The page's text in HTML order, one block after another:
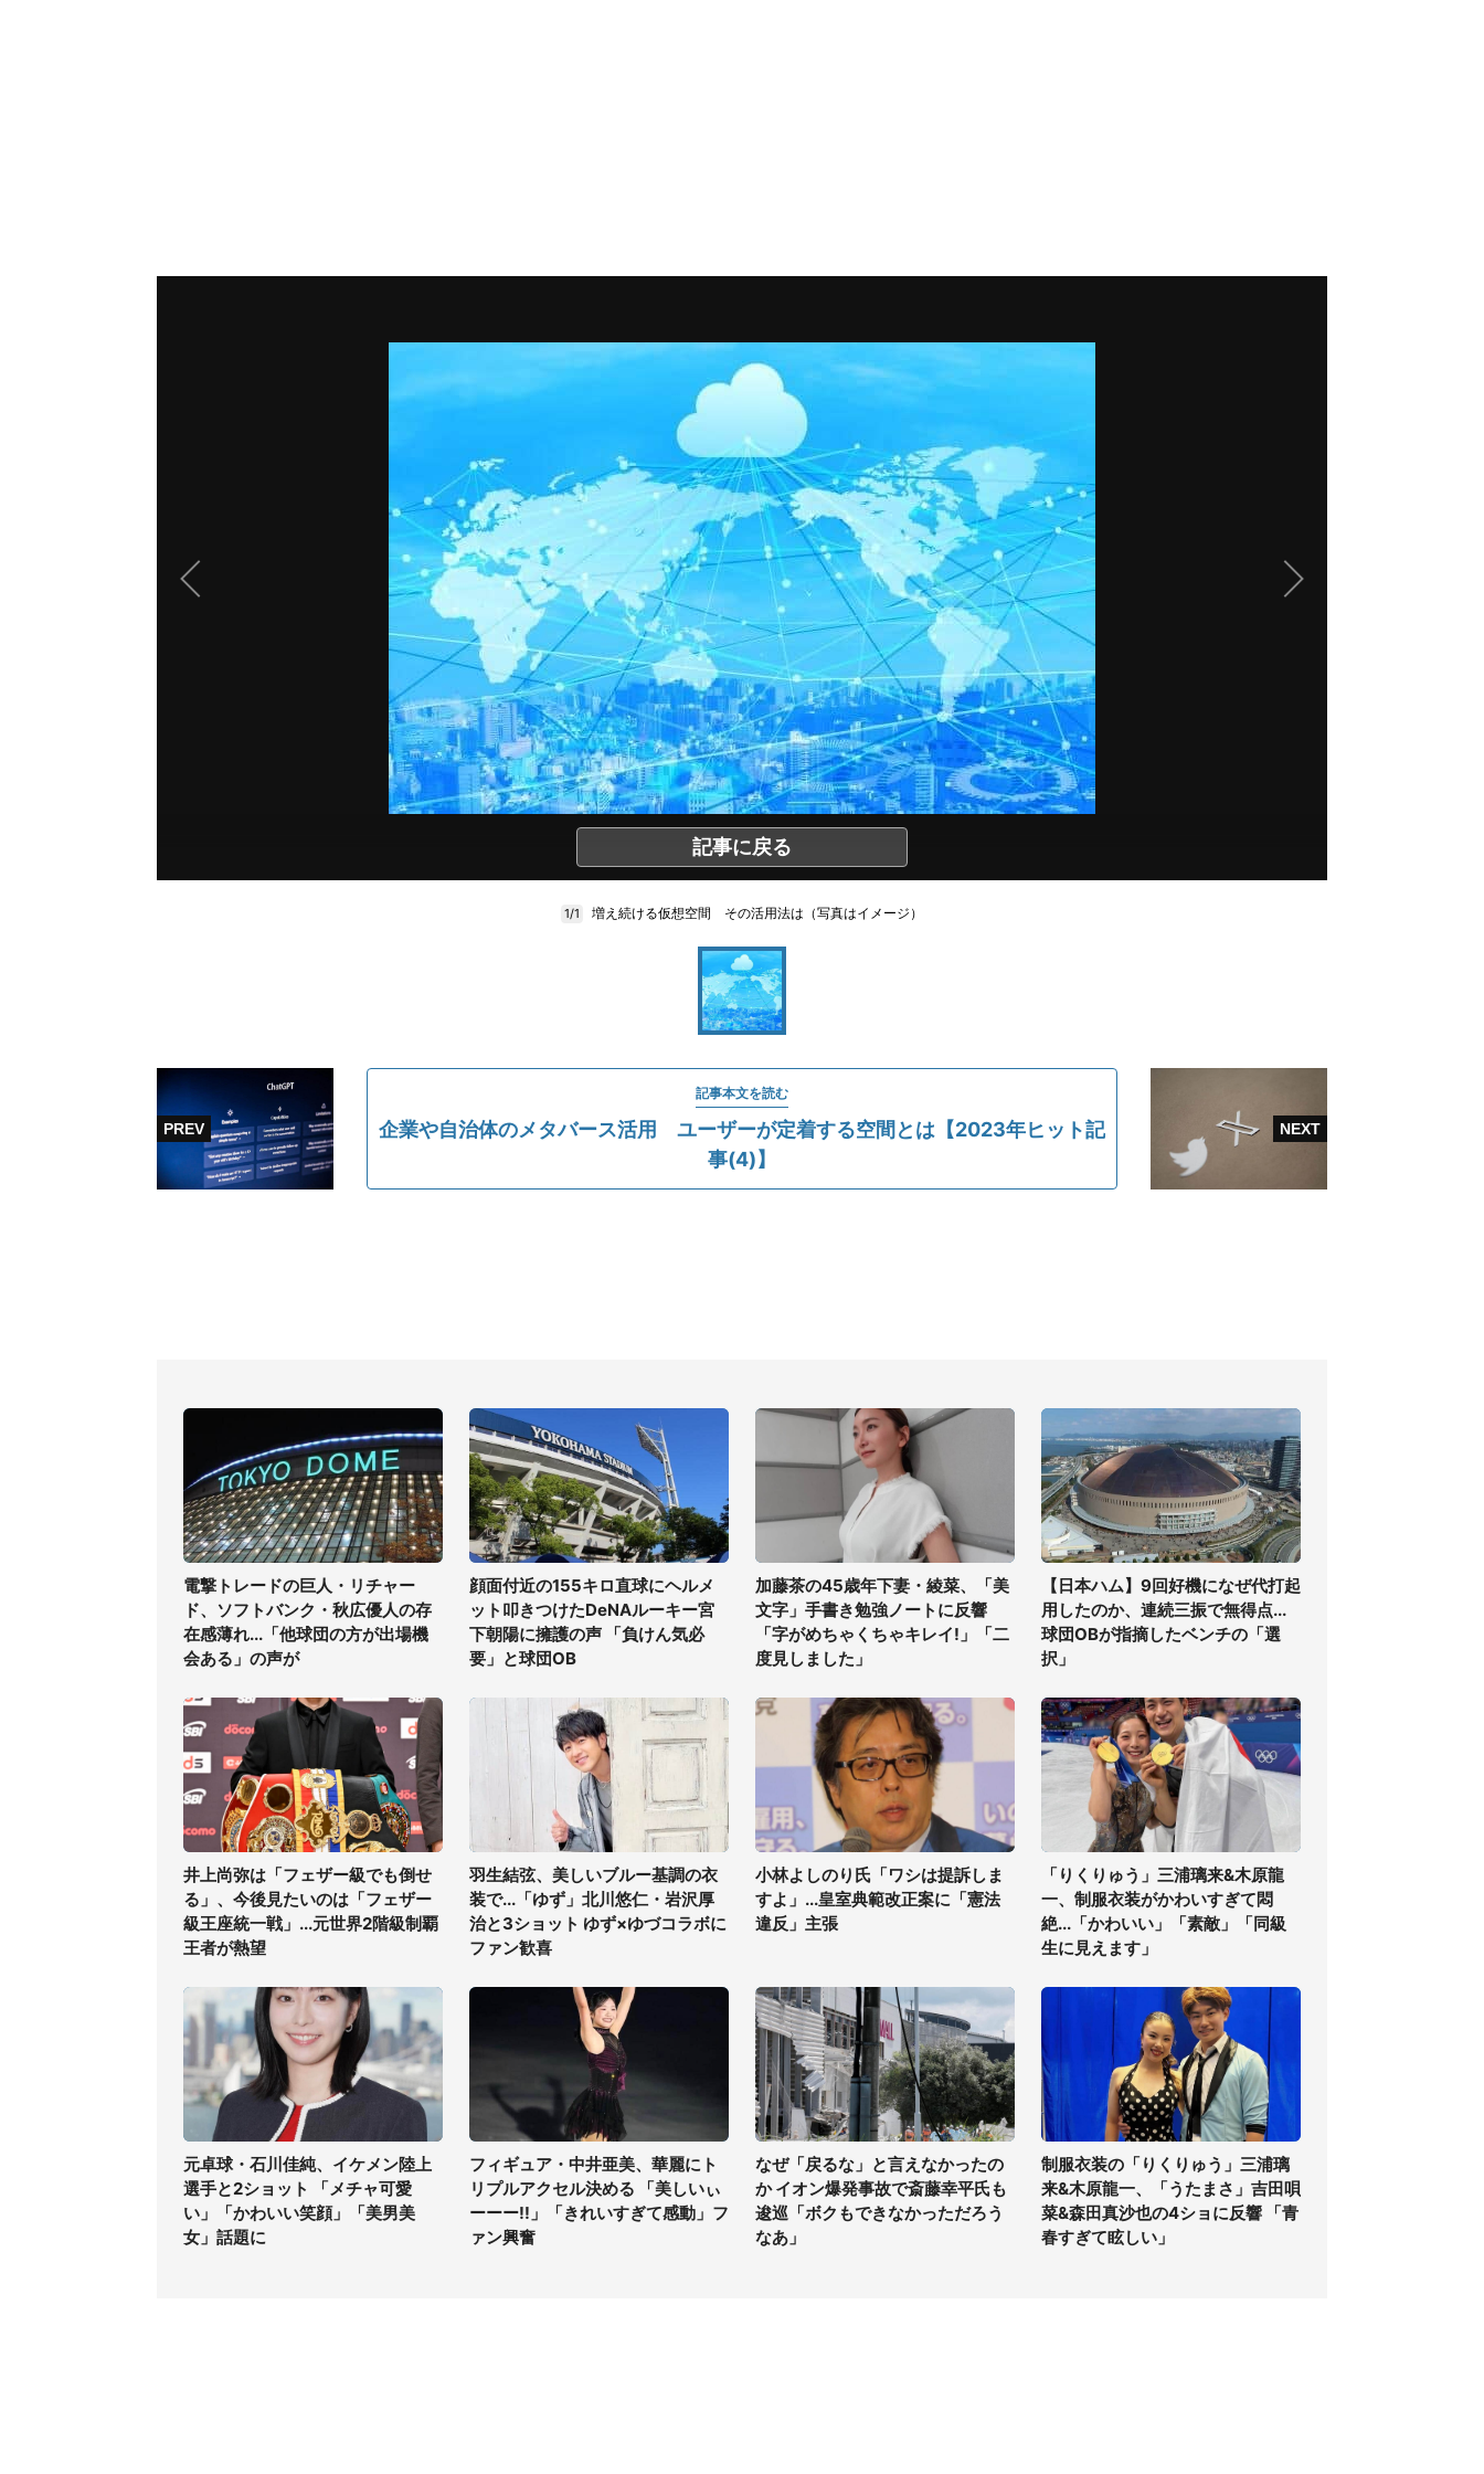
記事に戻る
1/1 増え続ける仮想空間 その活用法は（写真はイメージ）
記事本文を読む
企業や自治体のメタバース活用 ユーザーが定着する空間とは【2023年ヒット記
事(4)】
電撃トレードの巨人・リチャー
ド、ソフトバンク・秋広優人の存
在感薄れ...「他球団の方が出場機
会ある」の声が
顔面付近の155キロ直球にヘルメ
ット叩きつけたDeNAルーキー宮
下朝陽に擁護の声 「負けん気必
要」と球団OB
加藤茶の45歳年下妻・綾菜、「美
文字」手書き勉強ノートに反響
「字がめちゃくちゃキレイ!」「二
度見しました」
【日本ハム】9回好機になぜ代打起
用したのか、連続三振で無得点...
球団OBが指摘したベンチの「選
択」
井上尚弥は「フェザー級でも倒せ
る」、今後見たいのは「フェザー
級王座統一戦」...元世界2階級制覇
王者が熱望
羽生結弦、美しいブルー基調の衣
装で...「ゆず」北川悠仁・岩沢厚
治と3ショット ゆず×ゆづコラボに
ファン歓喜
小林よしのり氏「ワシは提訴しま
すよ」...皇室典範改正案に「憲法
違反」主張
「りくりゅう」三浦璃来&木原龍
一、制服衣装がかわいすぎて悶
絶...「かわいい」「素敵」「同級
生に見えます」
元卓球・石川佳純、イケメン陸上
選手と2ショット 「メチャ可愛
い」「かわいい笑顔」「美男美
女」話題に
フィギュア・中井亜美、華麗にト
リプルアクセル決める 「美しいぃ
ーーー!!」「きれいすぎて感動」フ
ァン興奮
なぜ「戻るな」と言えなかったの
か イオン爆発事故で斎藤幸平氏も
逡巡「ボクもできなかっただろう
なあ」
制服衣装の「りくりゅう」三浦璃
来&木原龍一、「うたまさ」吉田唄
菜&森田真沙也の4ショに反響 「青
春すぎて眩しい」